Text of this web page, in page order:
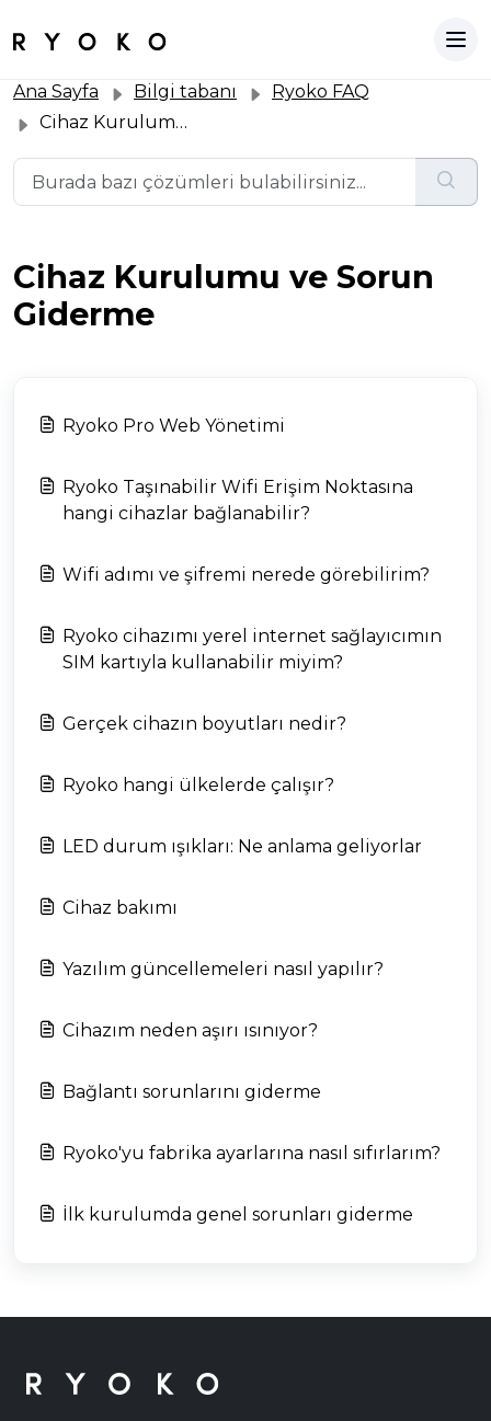
Ana Sayfa Bilgi tabanı
Ryoko FAQ
Cihaz Kurulumu ve Sorun Giderme
Cihaz Kurulumu ve Sorun
Giderme
Ryoko Pro Web Yönetimi
Ryoko Taşınabilir Wifi Erişim Noktasına
hangi cihazlar bağlanabilir?
Wifi adımı ve şifremi nerede görebilirim?
Ryoko cihazımı yerel internet sağlayıcımın
SIM kartıyla kullanabilir miyim?
Gerçek cihazın boyutları nedir?
Ryoko hangi ülkelerde çalışır?
LED durum ışıkları: Ne anlama geliyorlar
Cihaz bakımı
Yazılım güncellemeleri nasıl yapılır?
Cihazım neden aşırı ısınıyor?
Bağlantı sorunlarını giderme
Ryoko'yu fabrika ayarlarına nasıl sıfırlarım?
İlk kurulumda genel sorunları giderme